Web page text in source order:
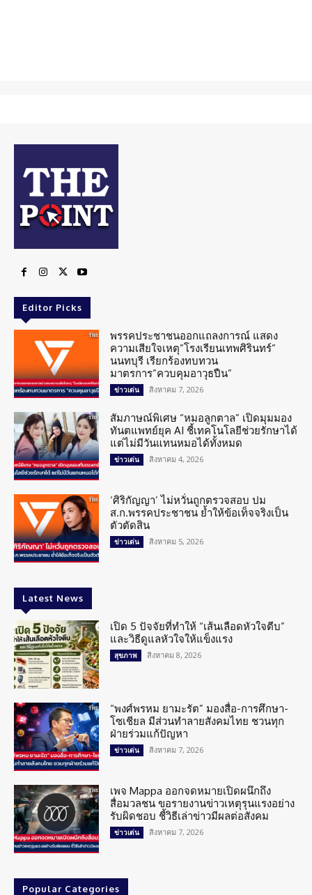
Editor Picks
พรรคประชาชนออกแถลงการณ์ แสดง
ความเสียใจเหตุ”โรงเรียนเทพศิรินทร์”
นนทบุรี เรียกร้องทบทวน
มาตรการ”ควบคุมอาวุธปืน”
ข่าวเด่น สิงหาคม 7, 2026
สัมภาษณ์พิเศษ “หมอลูกตาล” เปิดมุมมอง
ทันตแพทย์ยุค AI ชี้เทคโนโลยีช่วยรักษาได้
แต่ไม่มีวันแทนหมอได้ทั้งหมด
ข่าวเด่น สิงหาคม 4, 2026
‘ศิริกัญญา’ ไม่หวั่นถูกตรวจสอบ ปม
ส.ก.พรรคประชาชน ย้ำให้ข้อเท็จจริงเป็น
ตัวตัดสิน
ข่าวเด่น สิงหาคม 5, 2026
Latest News
เปิด 5 ปัจจัยที่ทำให้ “เส้นเลือดหัวใจตีบ”
และวิธีดูแลหัวใจให้แข็งแรง
สุขภาพ สิงหาคม 8, 2026
“พงศ์พรหม ยามะรัต” มองสื่อ-การศึกษา-
โซเชียล มีส่วนทำลายสังคมไทย ชวนทุก
ฝ่ายร่วมแก้ปัญหา
ข่าวเด่น สิงหาคม 7, 2026
เพจ Mappa ออกจดหมายเปิดผนึกถึง
สื่อมวลชน ขอรายงานข่าวเหตุรุนแรงอย่าง
รับผิดชอบ ชี้วิธีเล่าข่าวมีผลต่อสังคม
ข่าวเด่น สิงหาคม 7, 2026
Popular Categories